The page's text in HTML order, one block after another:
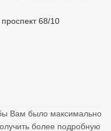
68/10
Вам было максимально
более подробную